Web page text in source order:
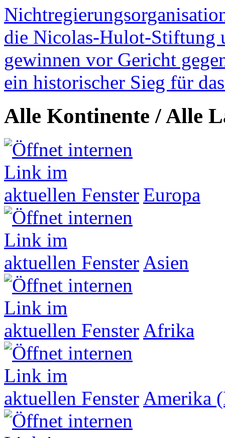
die Nicolas-Hulot-Stiftung
gewinnen vor Gericht
ein historischer Sieg für
Alle Kontinente / Alle
Europa
Asien
Afrika
Amerika